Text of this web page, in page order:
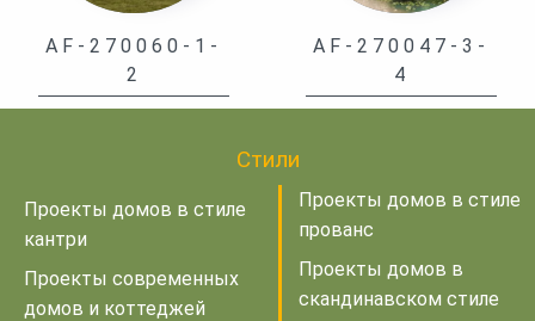
AF-270060-1-
2
AF-270047-3-
4
Стили
Проекты домов в стиле
кантри
Проекты современных
домов и коттеджей
Проекты домов в стиле
прованс
Проекты домов в
скандинавском стиле